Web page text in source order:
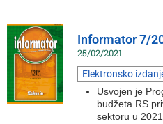
Informator 7/
25/02/2021
Elektronsko
Usvojen je
budžeta RS
sektoru u